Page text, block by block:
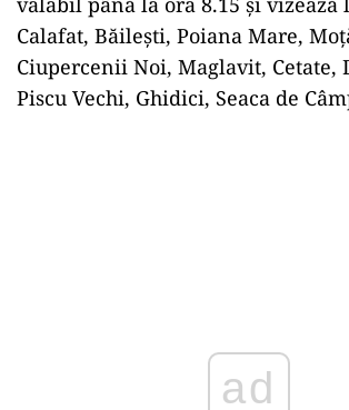
Calafat, Băilești, Poiana Mare,
Ciupercenii Noi, Maglavit, Cetate,
Piscu Vechi, Ghidici, Seaca de
ad